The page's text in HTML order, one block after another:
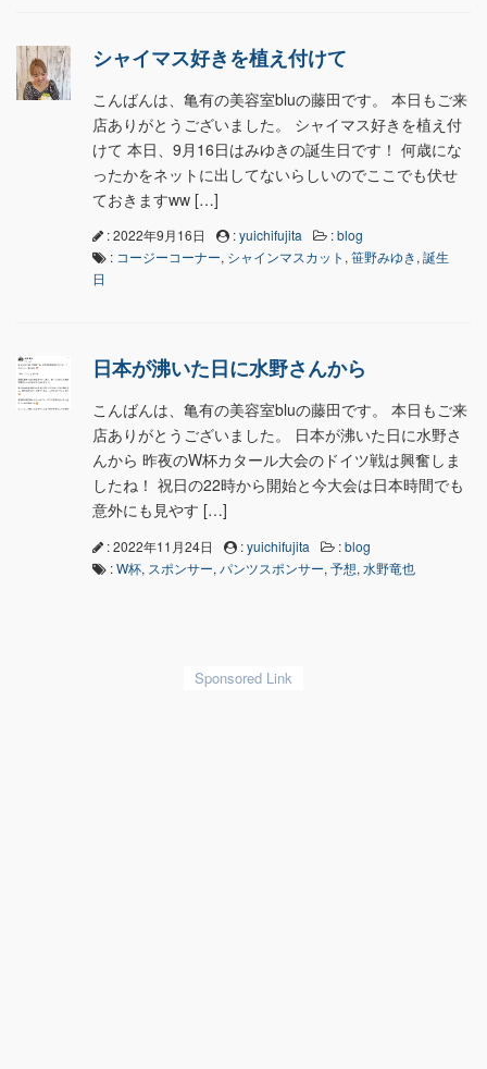
シャイマス好きを植え付けて
こんばんは、亀有の美容室bluの藤田です。 本日もご来
店ありがとうございました。 シャイマス好きを植え付
けて 本日、9月16日はみゆきの誕生日です！ 何歳にな
ったかをネットに出してないらしいのでここでも伏せ
ておきますww […]
: 2022年9月16日 :yuichifujita :blog
: コージーコーナー, シャインマスカット , 笹野みゆき, 誕生
日
日本が沸いた日に水野さんから
こんばんは、亀有の美容室bluの藤田です。 本日もご来
店ありがとうございました。 日本が沸いた日に水野さ
んから 昨夜のW杯カタール大会のドイツ戦は興奮しま
したね！ 祝日の22時から開始と今大会は日本時間でも
意外にも見やす […]
: 2022年11月24日 :yuichifujita :blog
:W杯, スポンサー, パンツスポンサー, 予想, 水野竜也